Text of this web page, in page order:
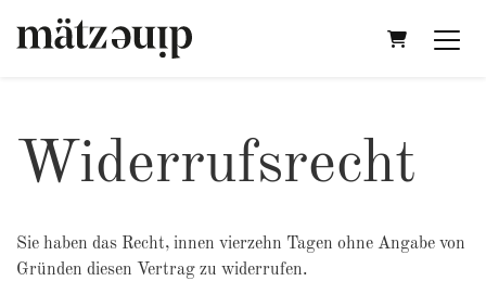
Warenkorb
Widerrufsrecht
Sie haben das Recht, innen vierzehn Tagen ohne Angabe von
Gründen diesen Vertrag zu widerrufen.